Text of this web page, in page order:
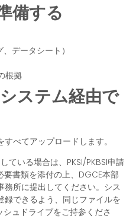
備する
データシート）
根拠
ステム経由で
べてアップロードします。
ている場合は、PKSI/PKBSI申請
要書類を添付の上、DGCE本部
務所に提出してください。シス
録できるよう、同じファイルを
ュドライブをご持参くださ